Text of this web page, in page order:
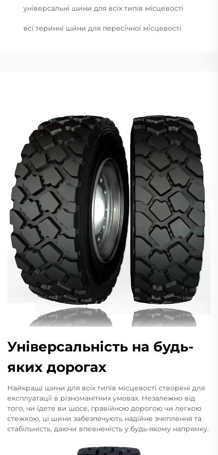
універсальні шини для всіх типів місцевості
всі тери́нні ши́ни для пересі́чної мі́сцевості
Універсальність на будь-
яких дорогах
Найкращі шини для всіх типів місцевості створені для
експлуатації в різноманітних умовах. Незалежно від
того, чи їдете ви шосе, гравійною дорогою чи легкою
стежкою, ці шини забезпечують надійне зчеплення та
стабільність, даючи впевненість у будь-якому напрямку.